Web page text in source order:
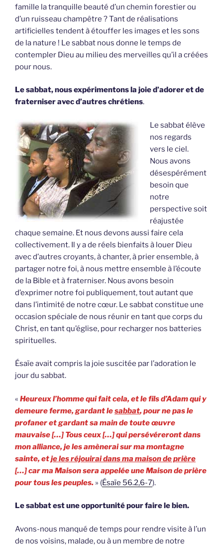
famille la tranquille beauté d’un chemin forestier ou
d’un ruisseau champêtre ? Tant de réalisations
artificielles tendent à étouffer les images et les sons
de la nature ! Le sabbat nous donne le temps de
contempler Dieu au milieu des merveilles qu’il a créées
pour nous.
Le sabbat, nous expérimentons la joie d’adorer et de
fraterniser avec d’autres chrétiens.
Le sabbat élève
nos regards
vers le ciel.
Nous avons
désespérément
besoin que
notre
perspective soit
réajustée
chaque semaine. Et nous devons aussi faire cela
collectivement. Il y a de réels bienfaits à louer Dieu
avec d’autres croyants, à chanter, à prier ensemble, à
partager notre foi, à nous mettre ensemble à l’écoute
de la Bible et à fraterniser. Nous avons besoin
d’exprimer notre foi publiquement, tout autant que
dans l’intimité de notre cœur. Le sabbat constitue une
occasion spéciale de nous réunir en tant que corps du
Christ, en tant qu’église, pour recharger nos batteries
spirituelles.
Ésaïe avait compris la joie suscitée par l’adoration le
jour du sabbat.
« Heureux l’homme qui fait cela, et le fils d’Adam qui y
demeure ferme, gardant lesabbat, pour ne pas le
profaner et gardant sa main de toute œuvre
mauvaise […] Tous ceux […] qui persévéreront dans
mon alliance, je les amènerai sur ma montagne
sainte, etje les réjouirai dans ma maison de prière
[…] car ma Maison sera appelée une Maison de prière
pour tous les peuples. » (Ésaïe 56.2,6-7).
Le sabbat est une opportunité pour faire le bien.
Avons-nous manqué de temps pour rendre visite à l’un
de nos voisins, malade, ou à un membre de notre